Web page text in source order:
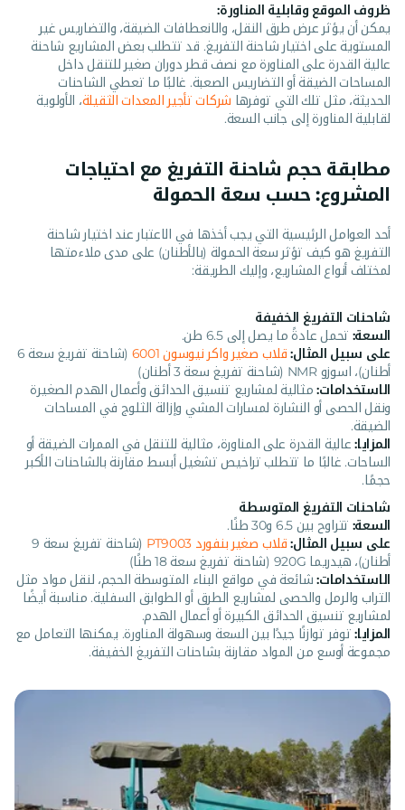
ظروف الموقع وقابلية المناورة:
يمكن أن يؤثر عرض طرق النقل، والانعطافات الضيقة، والتضاريس غير
المستوية على اختيار شاحنة التفريغ. قد تتطلب بعض المشاريع شاحنة
عالية القدرة على المناورة مع نصف قطر دوران صغير للتنقل داخل
المساحات الضيقة أو التضاريس الصعبة. غالبًا ما تعطي الشاحنات
الحديثة، مثل تلك التي توفرها شركات تأجير المعدات الثقيلة، الأولوية
لقابلية المناورة إلى جانب السعة.
مطابقة حجم شاحنة التفريغ مع احتياجات
المشروع: حسب سعة الحمولة
أحد العوامل الرئيسية التي يجب أخذها في الاعتبار عند اختيار شاحنة
التفريغ هو كيف تؤثر سعة الحمولة (بالأطنان) على مدى ملاءمتها
لمختلف أنواع المشاريع، وإليك الطريقة:
شاحنات التفريغ الخفيفة
السعة: تحمل عادةً ما يصل إلى 6.5 طن.
على سبيل المثال: قلاب صغير واكر نيوسون 6001
(شاحنة تفريغ سعة 6
أطنان)، اسوزو NMR (شاحنة تفريغ سعة 3 أطنان)
الاستخدامات:مثالية لمشاريع تنسيق الحدائق وأعمال الهدم الصغيرة
ونقل الحصى أو النشارة لمسارات المشي وإزالة الثلوج في المساحات
الضيقة.
المزايا:عالية القدرة على المناورة، مثالية للتنقل في الممرات الضيقة أو
الساحات. غالبًا ما تتطلب تراخيص تشغيل أبسط مقارنة بالشاحنات الأكبر
حجمًا.
شاحنات التفريغ المتوسطة
السعة: تتراوح بين 6.5 و30 طنًا.
على سبيل المثال: قلاب صغير بنفورد PT9003
(شاحنة تفريغ سعة 9
أطنان)، هيدريما 920G (شاحنة تفريغ سعة 18 طنًا)
الاستخدامات:شائعة في مواقع البناء المتوسطة الحجم، لنقل مواد مثل
التراب والرمل والحصى لمشاريع الطرق أو الطوابق السفلية. مناسبة أيضًا
لمشاريع تنسيق الحدائق الكبيرة أو أعمال الهدم.
المزايا:توفر توازنًا جيدًا بين السعة وسهولة المناورة. يمكنها التعامل مع
مجموعة أوسع من المواد مقارنة بشاحنات التفريغ الخفيفة.